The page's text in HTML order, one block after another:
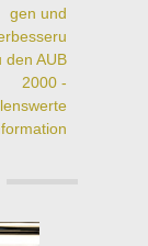
gen und
den AUB
2000 -